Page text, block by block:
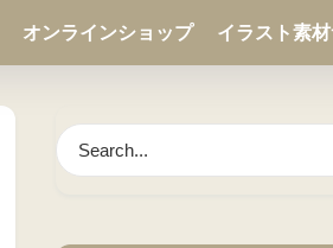
オンラインショップ イラスト素